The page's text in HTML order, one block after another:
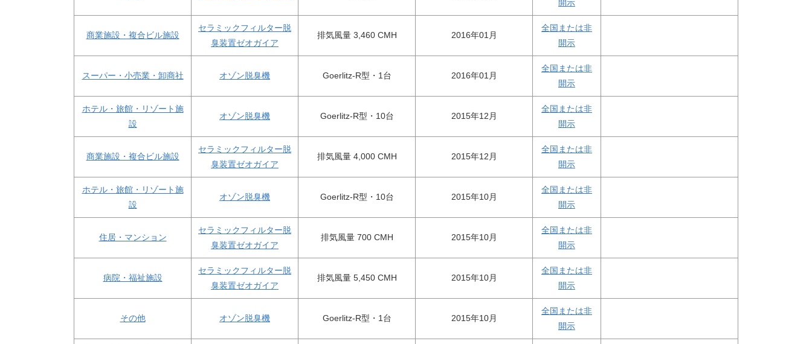
開示
商業施設・複合ビル施設
セラミックフィルター脱
臭装置ゼオガイア
排気風量 3,460 CMH 2016年01月
全国または非
開示
スーパー・小売業・卸商社 オゾン脱臭機 Goerlitz-R型・1台 2016年01月
全国または非
開示
ホテル・旅館・リゾート施
設
オゾン脱臭機 Goerlitz-R型・10台 2015年12月
全国または非
開示
商業施設・複合ビル施設
セラミックフィルター脱
臭装置ゼオガイア
排気風量 4,000 CMH 2015年12月
全国または非
開示
ホテル・旅館・リゾート施
設
オゾン脱臭機 Goerlitz-R型・10台 2015年10月
全国または非
開示
住居・マンション
セラミックフィルター脱
臭装置ゼオガイア
排気風量 700 CMH 2015年10月
全国または非
開示
病院・福祉施設
セラミックフィルター脱
臭装置ゼオガイア
排気風量 5,450 CMH 2015年10月
全国または非
開示
その他 オゾン脱臭機 Goerlitz-R型・1台 2015年10月
全国または非
開示